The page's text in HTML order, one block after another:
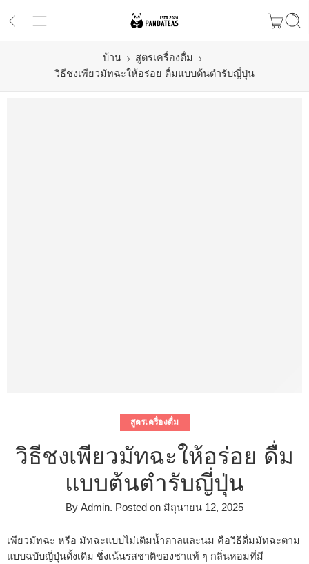
บ้าน
สูตรเครื่องดื่ม
วิธีชงเพียวมัทฉะให้อร่อย ดื่มแบบต้นตำรับญี่ปุ่น
สูตรเครื่องดื่ม
วิธีชงเพียวมัทฉะให้อร่อย ดื่ม
แบบต้นตำรับญี่ปุ่น
By Admin. Posted on มิถุนายน 12, 2025
เพียวมัทฉะ หรือ มัทฉะแบบไม่เติมน้ำตาลและนม คือวิธีดื่มมัทฉะตาม
แบบฉบับญี่ปุ่นดั้งเดิม ซึ่งเน้นรสชาติของชาแท้ ๆ กลิ่นหอมที่มี